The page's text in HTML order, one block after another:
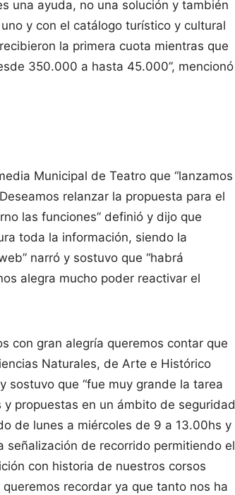
una ayuda, no una solución y también
y con el catálogo turístico y cultural
la primera cuota mientras que
350.000 a hasta 45.000”, mencionó
Municipal de Teatro que “lanzamos
relanzar la propuesta para el
las funciones” definió y dijo que
toda la información, siendo la
narró y sostuvo que “habrá
alegra mucho poder reactivar el
con gran alegría queremos contar que
Naturales, de Arte e Histórico
sostuvo que “fue muy grande la tarea
propuestas en un ámbito de seguridad
de lunes a miércoles de 9 a 13.00hs y
señalización de recorrido permitiendo el
con historia de nuestros corsos
recordar ya que tanto nos ha